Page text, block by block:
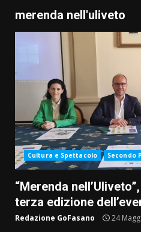
merenda nell'uliveto
Cultura e Spettacolo Secondo
“Merenda
terza edizione
Redazione GoFasano 24